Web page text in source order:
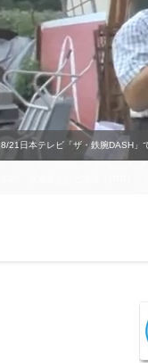
8/21日本テレビ「ザ・鉄腕DASH」